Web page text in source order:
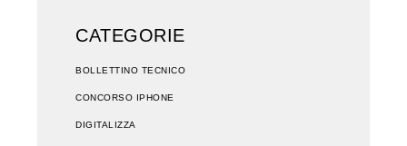
CATEGORIE
BOLLETTINO TECNICO
CONCORSO IPHONE
DIGITALIZZA